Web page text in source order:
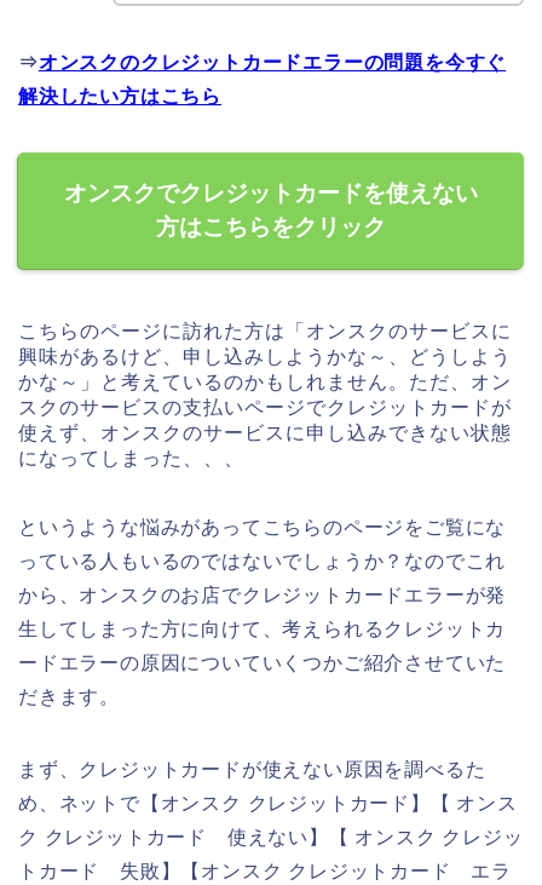
⇒オンスクのクレジットカードエラーの問題を今すぐ
解決したい方はこちら
オンスクでクレジットカードを使えない
方はこちらをクリック
こちらのページに訪れた方は「オンスクのサービスに
興味があるけど、申し込みしようかな～、どうしよう
かな～」と考えているのかもしれません。ただ、オン
スクのサービスの支払いページでクレジットカードが
使えず、オンスクのサービスに申し込みできない状態
になってしまった、、、
というような悩みがあってこちらのページをご覧にな
っている人もいるのではないでしょうか？なのでこれ
から、オンスクのお店でクレジットカードエラーが発
生してしまった方に向けて、考えられるクレジットカ
ードエラーの原因についていくつかご紹介させていた
だきます。
まず、クレジットカードが使えない原因を調べるた
め、ネットで【オンスク クレジットカード】【 オンス
ク クレジットカード 使えない】【 オンスク クレジッ
トカード 失敗】【オンスク クレジットカード エラ